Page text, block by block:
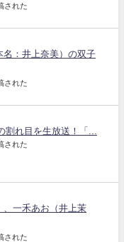
された
名：井上奈美）の双子
された
割れ目を生放送！「...
された
、一禾あお（井上茉
された